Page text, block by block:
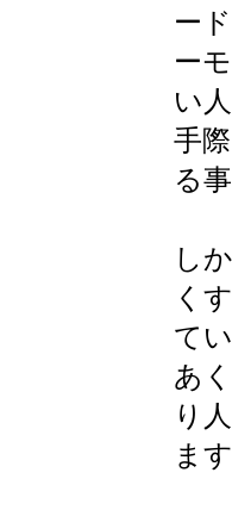
ー
ー
い
手
る
し
く
て
あ
り
ま